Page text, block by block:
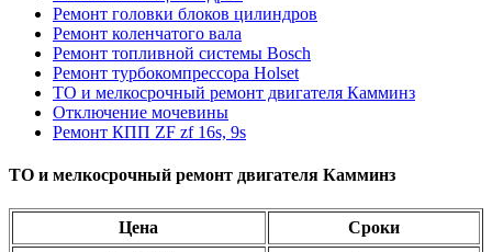
Ремонт головки блоков цилиндров
Ремонт коленчатого вала
Ремонт топливной системы Bosch
Ремонт турбокомпрессора Holset
ТО и мелкосрочный ремонт двигателя Камминз
Отключение мочевины
Ремонт КПП ZF zf 16s, 9s
ТО и мелкосрочный ремонт двигателя Камминз
Цена
Сроки